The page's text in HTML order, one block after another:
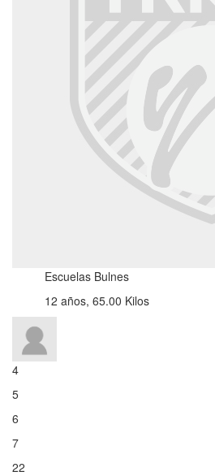
Escuelas Bulnes
12 años, 65.00 Kilos
4
5
6
7
22